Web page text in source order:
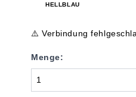
HELLBLAU
⚠️ Verbindung
Menge: